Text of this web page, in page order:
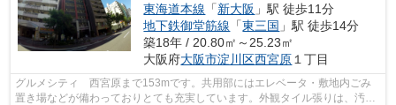
東海道本線 「新大阪 」駅 徒歩11分
地下鉄御堂筋線 「東三国 」駅 徒歩14分
築18年 / 20.80㎡～25.23㎡
大阪府大阪市淀川区西宮原 １丁目
グルメシティ 西宮原まで153mです。共用部にはエレベータ・敷地内ごみ
置き場などが備わっておりとても充実しています。外観タイル張りは、汚れ